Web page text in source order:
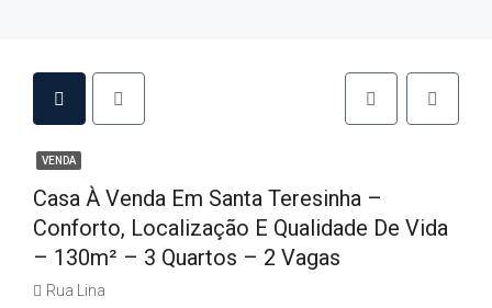
VENDA
Casa À Venda Em Santa Teresinha –
Conforto, Localização E Qualidade De Vida
– 130m² – 3 Quartos – 2 Vagas
Rua Lina